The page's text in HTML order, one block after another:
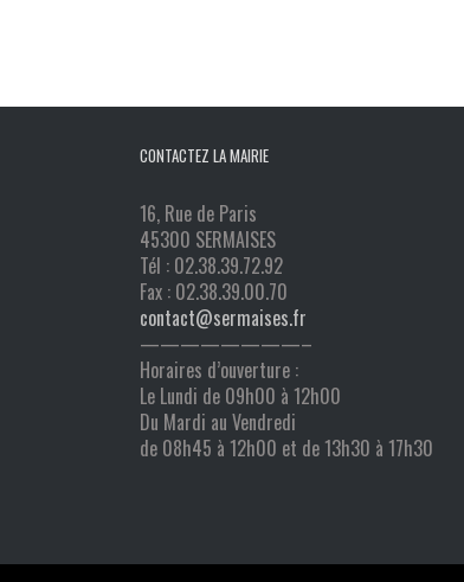
CONTACTEZ LA MAIRIE
16, Rue de Paris
45300 SERMAISES
Tél : 02.38.39.72.92
Fax : 02.38.39.00.70
contact@sermaises.fr
————————–
Horaires d’ouverture :
Le Lundi de 09h00 à 12h00
Du Mardi au Vendredi
de 08h45 à 12h00 et de 13h30 à 17h30